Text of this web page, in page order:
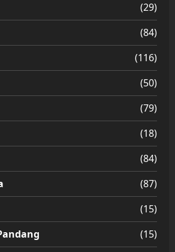
(29)
(84)
(116)
(50)
(79)
(18)
(84)
(87)
(15)
(15)